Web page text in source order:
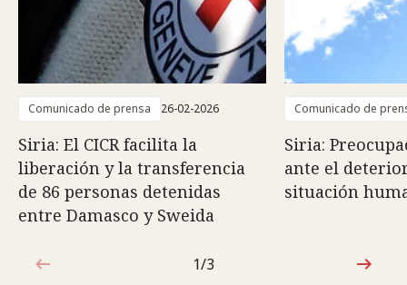
Comunicado de prensa 26-02-2026
Siria: El CICR facilita la
liberación y la transferencia
de 86 personas detenidas
entre Damasco y Sweida
Comunicado de
Siria:
ante el
situación
1de3
1/3